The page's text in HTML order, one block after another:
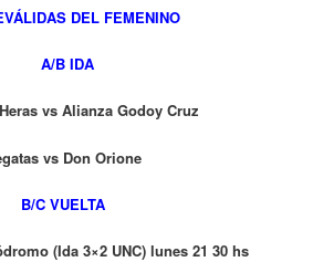
DEL FEMENINO
A/B IDA
vs Alianza Godoy Cruz
vs Don Orione
B/C VUELTA
(Ida 3×2 UNC) lunes 21 30 hs